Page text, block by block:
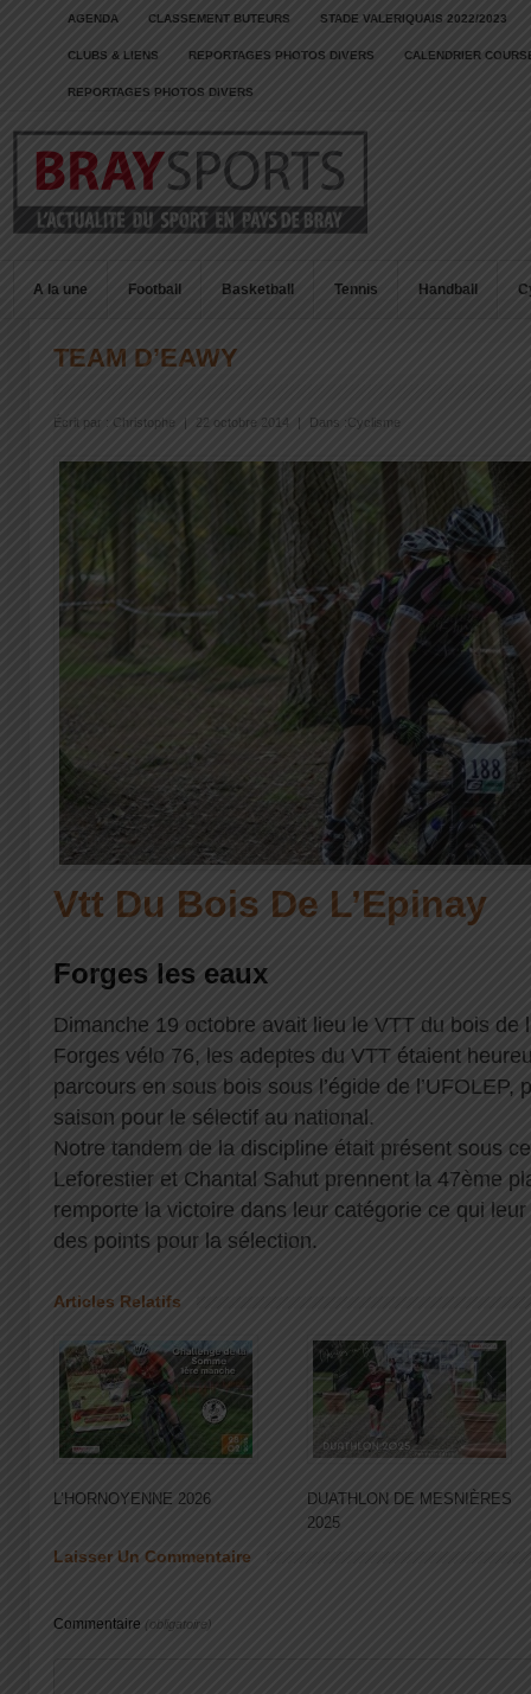
AGENDA CLASSEMENT BUTEURS STADE VALERIQUAIS 2022/2023
CLUBS & LIENS REPORTAGES PHOTOS DIVERS CALENDRIER
REPORTAGES PHOTOS DIVERS
A la une Football Basketball Tennis Handball
TEAM D’EAWY
Écrit par : Christophe 22 octobre 2014 Dans : Cyclisme
Vtt Du Bois De L’Epinay
Forges les eaux
Dimanche 19 octobre avait lieu le VTT du bois de
Forges vélo 76, les adeptes du VTT étaient
parcours en sous bois sous l’égide de l’UFOLEP,
saison pour le sélectif au national.
Notre tandem de la discipline était présent sous
Leforestier et Chantal Sahut prennent la 47ème
remporte la victoire dans leur catégorie ce qui
des points pour la sélection.
Articles Relatifs
L’HORNOYENNE 2026
DUATHLON DE MESNIÈRES
2025
Laisser Un Commentaire
Commentaire (obligatoire)